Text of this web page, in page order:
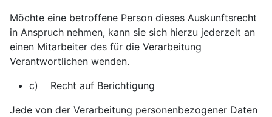
Möchte eine betroffene Person dieses Auskunftsrecht
in Anspruch nehmen, kann sie sich hierzu jederzeit an
einen Mitarbeiter des für die Verarbeitung
Verantwortlichen wenden.
c) Recht auf Berichtigung
Jede von der Verarbeitung personenbezogener Daten